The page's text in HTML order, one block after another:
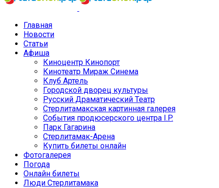
Главная
Новости
Статьи
Афиша
Киноцентр Кинопорт
Кинотеатр Мираж Синема
Клуб Артель
Городской дворец культуры
Русский Драматический Театр
Стерлитамакская картинная галерея
События продюсерского центра I.P.
Парк Гагарина
Стерлитамак-Арена
Купить билеты онлайн
Фотогалерея
Погода
Онлайн билеты
Люди Стерлитамака